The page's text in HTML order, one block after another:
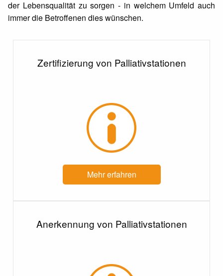
der Lebensqualität zu sorgen - in welchem Umfeld auch
immer die Betroffenen dies wünschen.
Zertifizierung von Palliativstationen
Mehr erfahren
Anerkennung von Palliativstationen